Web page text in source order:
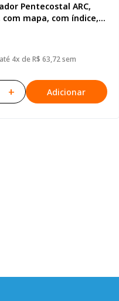
Pentecostal ARC,
com mapa, com índice,
4x de R$ 63,72 sem
+ Adicionar